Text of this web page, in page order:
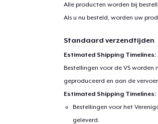
Alle producten worden bij
Als u nu besteld, worden uw
Standaard verzendtijden
Estimated Shipping
Bestellingen voor de VS
geproduceerd en aan de
Estimated Shipping
Bestellingen voor het
geleverd.